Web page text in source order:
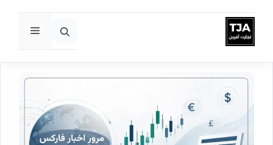
پرش
به
فهرست